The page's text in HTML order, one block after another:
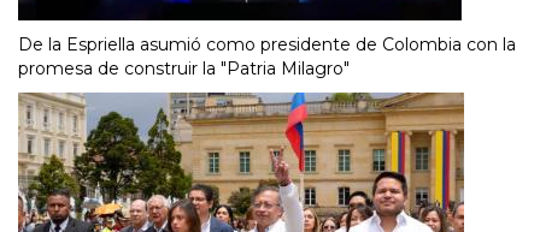
De la Espriella asumió como presidente de Colombia con la
promesa de construir la "Patria Milagro"